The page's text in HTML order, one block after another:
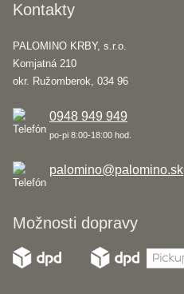
Kontakty
PALOMINO KRBY, s.r.o.
Komjatná 210
okr. Ružomberok, 034 96
0948 949 949
po-pi 8:00-18:00 hod.
palomino@palomino.sk
Možnosti dopravy